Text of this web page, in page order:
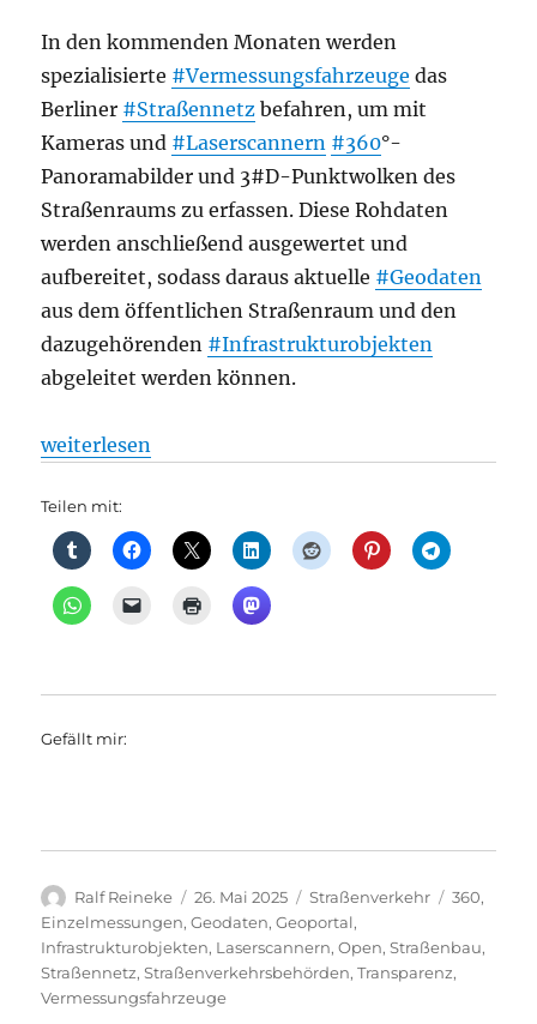
In den kommenden Monaten werden
spezialisierte #Vermessungsfahrzeuge das
Berliner #Straßennetz befahren, um mit
Kameras und #Laserscannern #360°-
Panoramabilder und 3#D-Punktwolken des
Straßenraums zu erfassen. Diese Rohdaten
werden anschließend ausgewertet und
aufbereitet, sodass daraus aktuelle #Geodaten
aus dem öffentlichen Straßenraum und den
dazugehörenden #Infrastrukturobjekten
abgeleitet werden können.
„Kamera-Fahrzeuge scannen Berliner Straßennetz,
weiterlesen
Teilen mit:
Gefällt mir:
Autor
Ralf Reineke
Veröffentlicht
am
26. Mai 2025 Kategorien
Straßenverkehr 360,
Einzelmessungen,Geodaten,Geoportal,
Infrastrukturobjekten, Laserscannern,Open,Straßenbau,
Straßennetz,Straßenverkehrsbehörden,Transparenz,
Vermessungsfahrzeuge